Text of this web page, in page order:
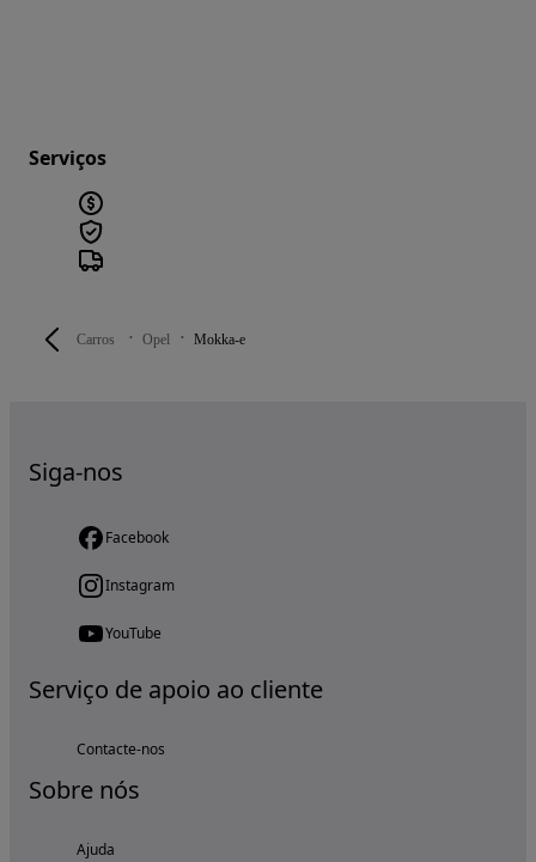
Carros Opel Mokka-e
Serviços
Siga-nos
Facebook
Instagram
YouTube
Serviço de apoio ao cliente
Contacte-nos
Sobre nós
Ajuda